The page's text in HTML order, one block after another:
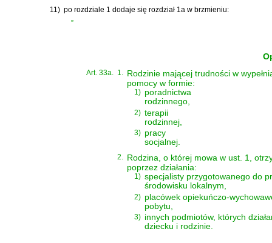
11) po rozdziale 1 dodaje się rozdział 1a w brzmieniu:
„
Art. 33a. 1. Rodzinie mającej trudności w
pomocy w formie:
1) poradnictwa
rodzinnego,
2) terapii
rodzinnej,
3) pracy
socjalnej.
2. Rodzina, o której mowa w ust. 1,
poprzez działania:
1) specjalisty przygotowanego do
środowisku lokalnym,
2) placówek opiekuńczo-
pobytu,
3) innych podmiotów, których
dziecku i rodzinie.